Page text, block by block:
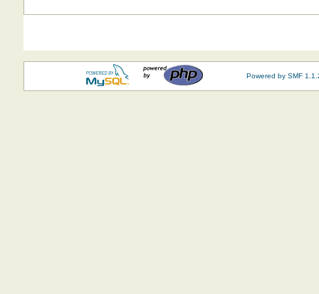
Powered by SMF